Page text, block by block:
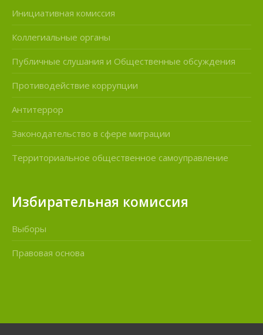
Инициативная комиссия
Коллегиальные органы
Публичные слушания и Общественные обсуждения
Противодействие коррупции
Антитеррор
Законодательство в сфере миграции
Территориальное общественное самоуправление
Избирательная комиссия
Выборы
Правовая основа